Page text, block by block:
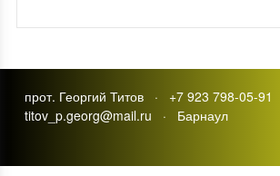
прот. Георгий Титов · +7 923 798-05-91
titov_p.georg@mail.ru · Барнаул